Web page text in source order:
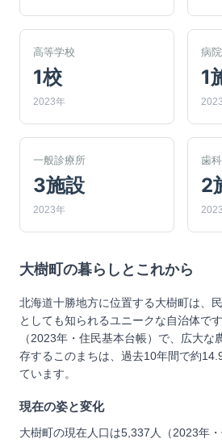
高等学校
1校
2023年
病院
1
一般診療所
3施設
2023年
歯
2
大樹町 の暮らしとこれから
北海道十勝地方に位置する大樹町は、
としても知られるユニークな自治体で
（2023年・住民基本台帳）で、広大な
存するこのまちは、過去10年間で約
ています。
現在の姿と変化
大樹町の現在人口は5,337人（2023年・